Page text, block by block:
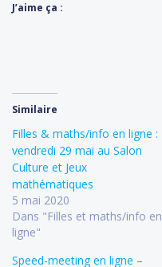
J’aime ça :
Similaire
Filles & maths/info en ligne :
vendredi 29 mai au Salon
Culture et Jeux
mathématiques
5 mai 2020
Dans "Filles et maths/info en
ligne"
Speed-meeting en ligne –